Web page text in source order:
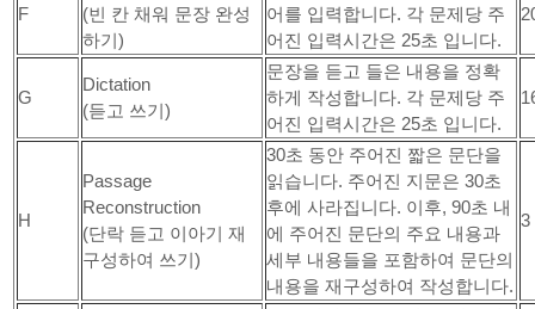
F
(빈 칸 채워 문장 완성
하기)
어를 입력합니다. 각 문제당 주
어진 입력시간은 25초 입니다.
G
Dictation
(듣고 쓰기)
문장을 듣고 들은 내용을 정확
하게 작성합니다. 각 문제당 주
어진 입력시간은 25초 입니다.
H
Passage
Reconstruction
(단락 듣고 이아기 재
구성하여 쓰기)
30초 동안 주어진 짧은 문단을
읽습니다. 주어진 지문은 30초
후에 사라집니다. 이후, 90초 내
에 주어진 문단의 주요 내용과
세부 내용들을 포함하여 문단의
내용을 재구성하여 작성합니다.
3